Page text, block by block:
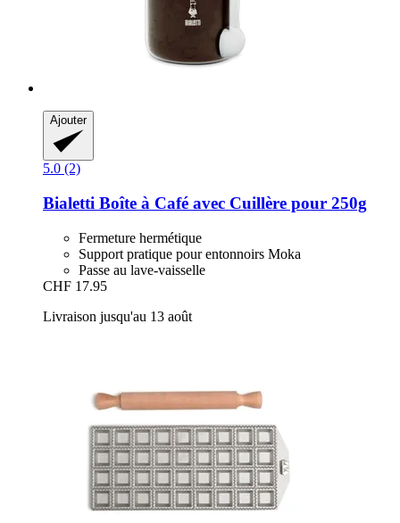
Ajouter
5.0 (2)
Bialetti Boîte à Café avec Cuillère pour 250g
Fermeture hermétique
Support pratique pour entonnoirs Moka
Passe au lave-vaisselle
CHF 17.95
Livraison jusqu'au 13 août